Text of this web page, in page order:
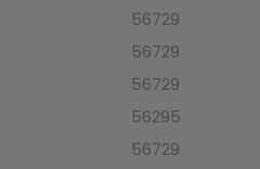
56729
56729
56729
56295
56729